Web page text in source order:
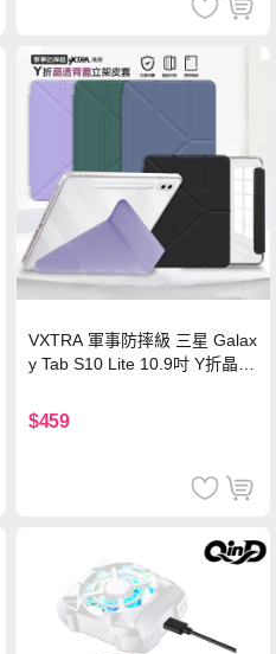
VXTRA 軍事防摔級 三星 Galax
y Tab S10 Lite 10.9吋 Y折晶透
$459